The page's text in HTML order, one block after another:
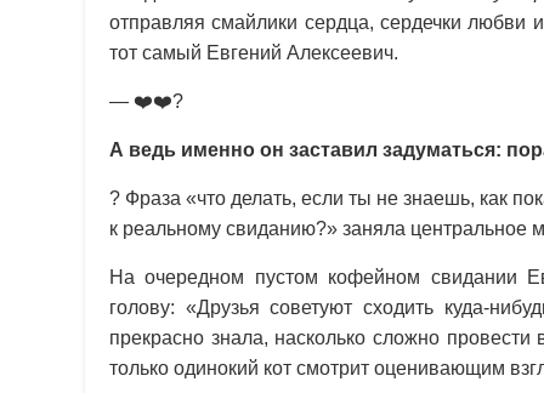
отправляя смайлики сердца, сердечки любви
тот самый Евгений Алексеевич.
— ❤️❤️?
А ведь именно он заставил задуматься:
? Фраза «что делать, если ты не знаешь, как
к реальному свиданию?» заняла центральное
На очередном пустом кофейном свидании
голову: «Друзья советуют сходить куда-
прекрасно знала, насколько сложно
только одинокий кот смотрит оценивающим